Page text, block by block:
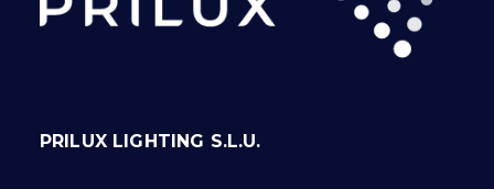
PRILUX LIGHTING S.L.U.